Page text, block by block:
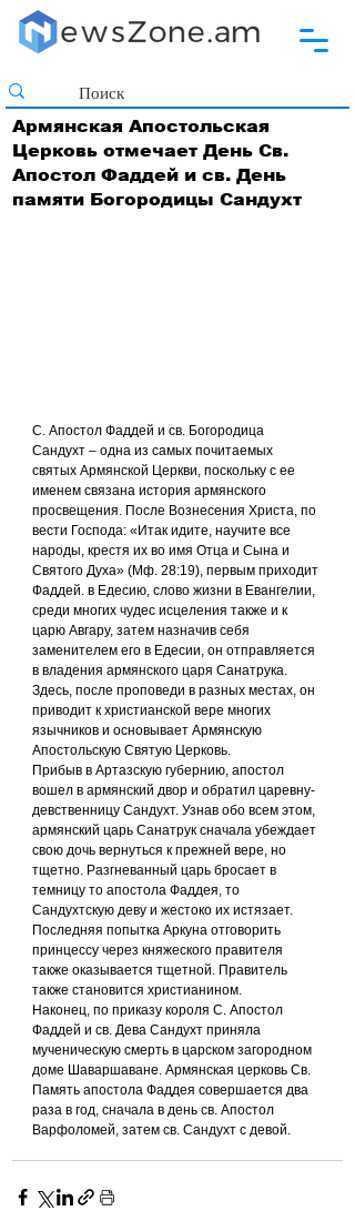
Армянская Апостольская
Церковь отмечает День Св.
Апостол Фаддей и св. День
памяти Богородицы Сандухт
С. Апостол Фаддей и св. Богородица
Сандухт – одна из самых почитаемых
святых Армянской Церкви, поскольку с ее
именем связана история армянского
просвещения. После Вознесения Христа, по
вести Господа: «Итак идите, научите все
народы, крестя их во имя Отца и Сына и
Святого Духа» (Мф. 28:19), первым приходит
Фаддей. в Едесию, слово жизни в Евангелии,
среди многих чудес исцеления также и к
царю Авгару, затем назначив себя
заменителем его в Едесии, он отправляется
в владения армянского царя Санатрука.
Здесь, после проповеди в разных местах, он
приводит к христианской вере многих
язычников и основывает Армянскую
Апостольскую Святую Церковь.
Прибыв в Артазскую губернию, апостол
вошел в армянский двор и обратил царевну-
девственницу Сандухт. Узнав обо всем этом,
армянский царь Санатрук сначала убеждает
свою дочь вернуться к прежней вере, но
тщетно. Разгневанный царь бросает в
темницу то апостола Фаддея, то
Сандухтскую деву и жестоко их истязает.
Последняя попытка Аркуна отговорить
принцессу через княжеского правителя
также оказывается тщетной. Правитель
также становится христианином.
Наконец, по приказу короля С. Апостол
Фаддей и св. Дева Сандухт приняла
мученическую смерть в царском загородном
доме Шаваршаване. Армянская церковь Св.
Память апостола Фаддея совершается два
раза в год, сначала в день св. Апостол
Варфоломей, затем св. Сандухт с девой.